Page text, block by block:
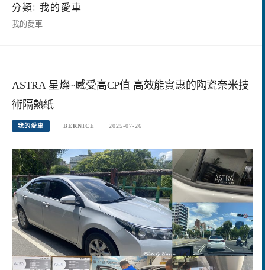
分類: 我的愛車
我的愛車
ASTRA 星燦~感受高CP值 高效能實惠的陶瓷奈米技
術隔熱紙
我的愛車 BERNICE 2025-07-26